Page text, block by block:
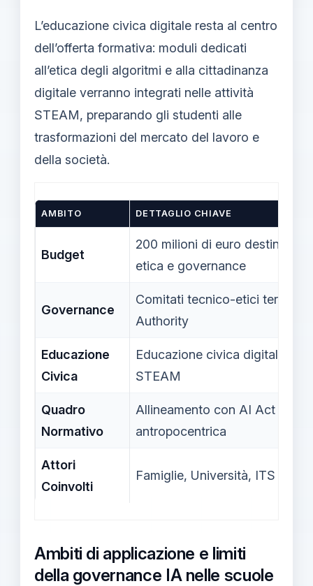
L’educazione civica digitale resta al centro
dell’offerta formativa: moduli dedicati
all’etica degli algoritmi e alla cittadinanza
digitale verranno integrati nelle attività
STEAM, preparando gli studenti alle
trasformazioni del mercato del lavoro e
della società.
AMBITO DETTAGLIO CHIAVE
Budget
200 milioni di euro destinati a
etica e governance
Governance
Comitati tecnico-etici
Authority
Educazione
Civica
Educazione civica digitale
STEAM
Quadro
Normativo
Allineamento con AI Act
antropocentrica
Attori
Coinvolti
Famiglie, Università, ITS
Ambiti di applicazione e limiti
della governance IA nelle scuole